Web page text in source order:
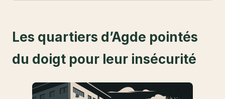
Les quartiers d’Agde pointés
du doigt pour leur insécurité